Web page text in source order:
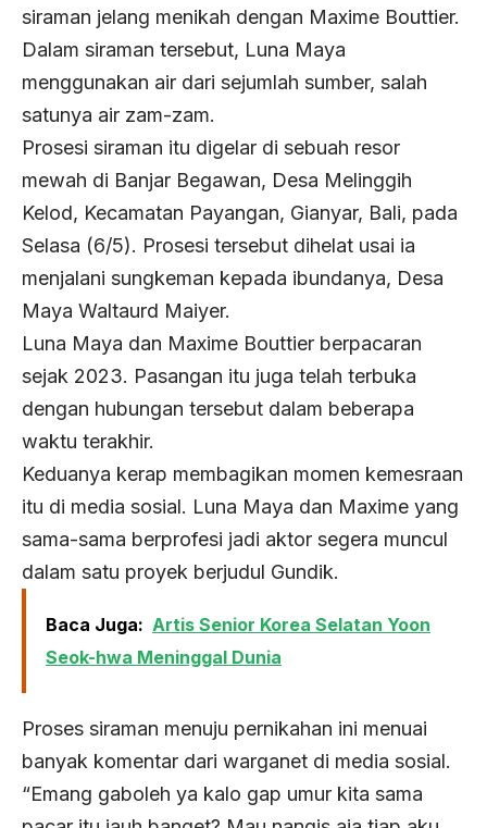
siraman jelang menikah dengan Maxime Bouttier.
Dalam siraman tersebut, Luna Maya
menggunakan air dari sejumlah sumber, salah
satunya air zam-zam.
Prosesi siraman itu digelar di sebuah resor
mewah di Banjar Begawan, Desa Melinggih
Kelod, Kecamatan Payangan, Gianyar, Bali, pada
Selasa (6/5). Prosesi tersebut dihelat usai ia
menjalani sungkeman kepada ibundanya, Desa
Maya Waltaurd Maiyer.
Luna Maya dan Maxime Bouttier berpacaran
sejak 2023. Pasangan itu juga telah terbuka
dengan hubungan tersebut dalam beberapa
waktu terakhir.
Keduanya kerap membagikan momen kemesraan
itu di media sosial. Luna Maya dan Maxime yang
sama-sama berprofesi jadi aktor segera muncul
dalam satu proyek berjudul Gundik.
Baca Juga: Artis Senior Korea Selatan Yoon
Seok-hwa Meninggal Dunia
Proses siraman menuju pernikahan ini menuai
banyak komentar dari warganet di media sosial.
“Emang gaboleh ya kalo gap umur kita sama